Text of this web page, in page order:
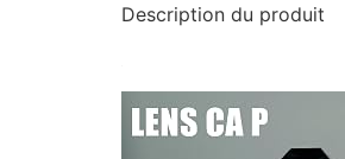
Description du produit